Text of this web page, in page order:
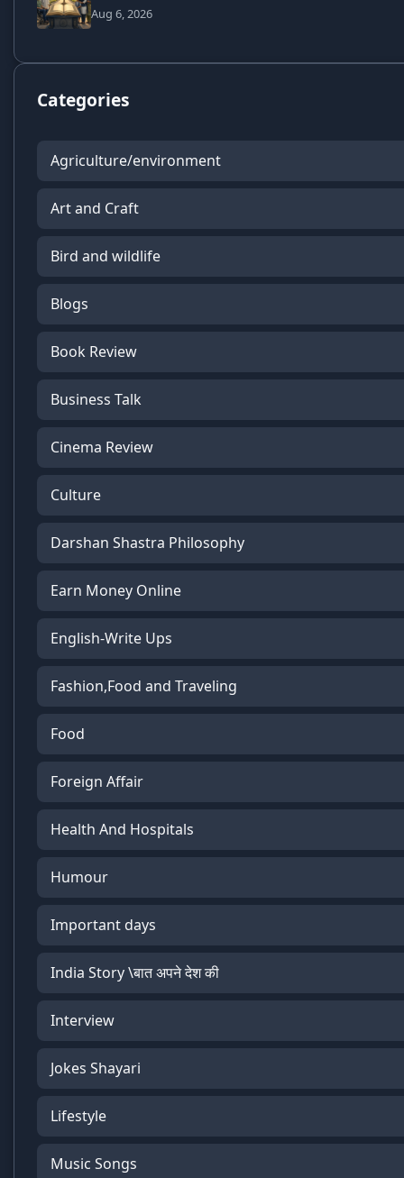
Aug 6, 2026
Categories
Agriculture/environment
Art and Craft
Bird and wildlife
Blogs
Book Review
Business Talk
Cinema Review
Culture
Darshan Shastra Philosophy
Earn Money Online
English-Write Ups
Fashion,Food and Traveling
Food
Foreign Affair
Health And Hospitals
Humour
Important days
India Story \बात अपने देश की
Interview
Jokes Shayari
Lifestyle
Music Songs